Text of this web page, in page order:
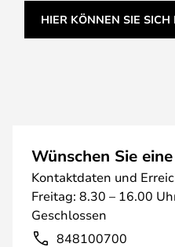
HIER KÖNNEN SIE SICH
Wünschen Sie
Kontaktdaten und
Freitag: 8.30 – 16.00
Geschlossen
848100700